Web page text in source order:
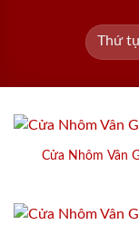
Cửa Nhôm Vân